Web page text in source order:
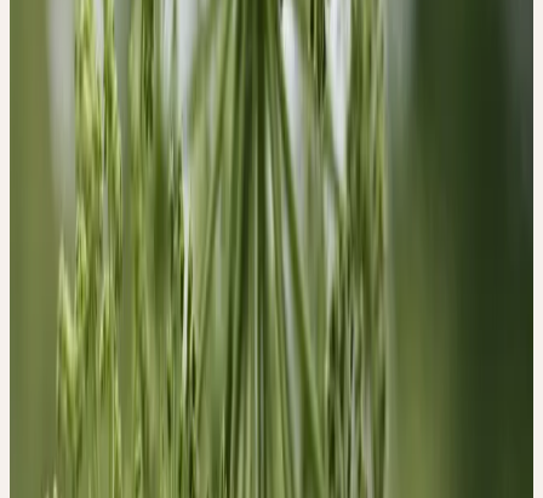
Merkmal bezeichnet werden, das nicht nur in den Blüten erscheint,
sondern auch im hohlen Stängel und in den markanten
Hüllblättern, die an den Stängelknoten gebildet werden und die die
Blatt- und Blütenknospen wie mit einer schützenden Hülle
umfassen. Ein weiteres besonderes Merkmal ist der sechseckige
Querschnitt der Wurzeln.
ErntezeitOktober
Beschaffung
Bio-Anbau
Herkunft & Ernte
BIO-ANBAU
Die Engelwurz ist in Nordeuropa, Skandinavien, Island und im
nördlichen Russland heimisch; sie wächst bevorzugt an feuchten,
nährstoffreichen Standorten wie Bachufern, Auen und